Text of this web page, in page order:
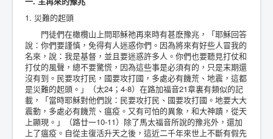
1. 災難的起頭
門徒們在橄欖山上問耶穌祂再來時有甚麽豫兆，「耶穌回答
說：你們要謹慎，免得有人迷惑你們。因為將來有好些人冒我的
名來，說：我是基督，並且要迷惑許多人。你們也要聽見打仗和
打仗的風聲，總不要驚慌，因為這些事是必須有的，只是末期還
沒有到。民要攻打民，國要攻打國，多處必有饑荒、地震，這都
是災難的起頭。」（太24；4-8）在路加福音21章裏有類似的記
載，「當時耶穌對他們說：民要攻打民、國要攻打國。地要大大
震動，多處必有饑荒、瘟疫。又有可怕的異象，和大神蹟，從天
上顯現。」（路廿一10-11）除了馬太福音所說的豫兆外，還加
上了瘟疫。自從主復活升天之後，這近二千年來世上不斷有假先